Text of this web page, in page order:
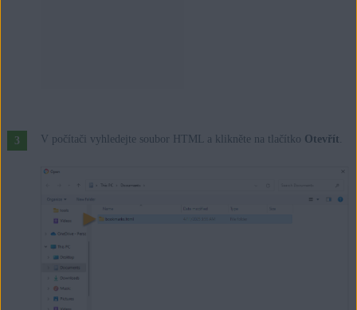
V počítači vyhledejte soubor HTML a klikněte na tlačítko Otevřít.